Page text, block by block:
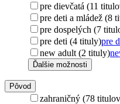
pre dievčatá (11
pre deti a mládež (8
pre dospelých (7
pre deti (4 tituly)pre
new adult (2 tituly)
Ďalšie možnosti
Pôvod
zahraničný (78